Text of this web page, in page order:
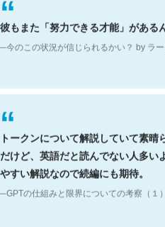
彼もまた「努力できる才能」がある
─今のこの状況が信じられるかい？ by ラー
トークンについて解説していて素晴
だけど、英語だと読んでない人多
やすい解説なので続編にも期待。
─GPTの仕組みと限界についての考察（１